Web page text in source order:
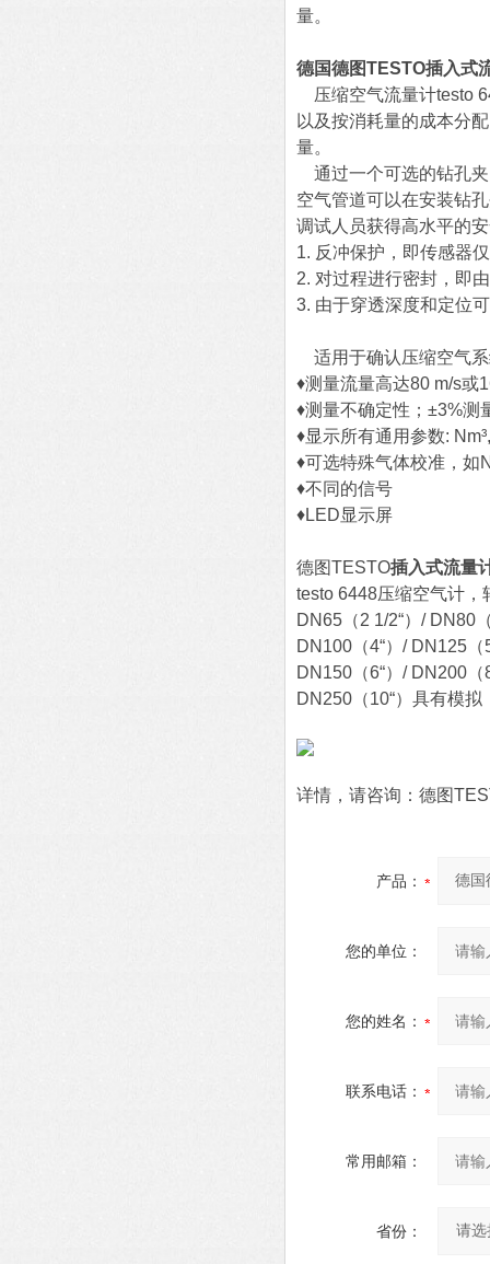
量。
德国德图TESTO插入式
压缩空气流量计testo
以及按消耗量的成本分
量。
通过一个可选的钻孔夹
空气管道可以在安装钻
调试人员获得高水平的
1. 反冲保护，即传感器
2. 对过程进行密封，即
3. 由于穿透深度和定位
适用于确认压缩空气
♦测量流量高达80 m/s或
♦测量不确定性；±3%测
♦显示所有通用参数:
♦可选特殊气体校准，如
♦不同的信号
♦LED显示屏
德图TESTO插入式流量
testo 6448压缩空气计，
DN65（2 1/2“）/ DN80
DN100（4“）/ DN125（
DN150（6“）/ DN200（
DN250（10“）具有模
详情，请咨询：德图
产品：
您的单位：
您的姓名：
联系电话：
常用邮箱：
省份：